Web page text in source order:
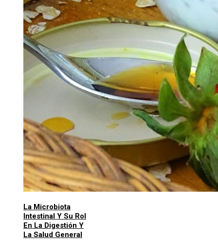
La Microbiota
Intestinal Y Su Rol
En La Digestión Y
La Salud General